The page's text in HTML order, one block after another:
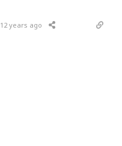
12 years ago